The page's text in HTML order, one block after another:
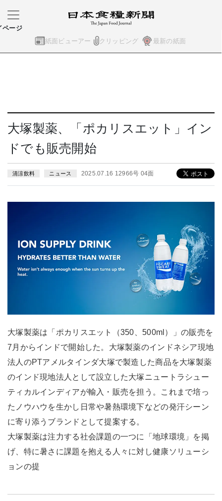
紙面ビューアー クリッピング 最新の紙面
ページ
大塚製薬、「ポカリスエット」イン
ドでも販売開始
清涼飲料 ニュース 2025.07.16 12966号 04面
大塚製薬は「ポカリスエット（350、500ml）」の販売を
7月からインドで開始した。大塚製薬のインドネシア現地
法人のPTアメルタインダ大塚で製造した商品を大塚製薬
のインド現地法人として設立した大塚ニュートラシュー
ティカルインディアが輸入・販売を担う。これまで培っ
たノウハウを生かし日常や暑熱環境下などの発汗シーン
に寄り添うブランドとして提案する。
大塚製薬は注力する社会課題の一つに「地球環境」を掲
げ、特に暑さに課題を抱える人々に対し健康ソリューシ
ョンの提